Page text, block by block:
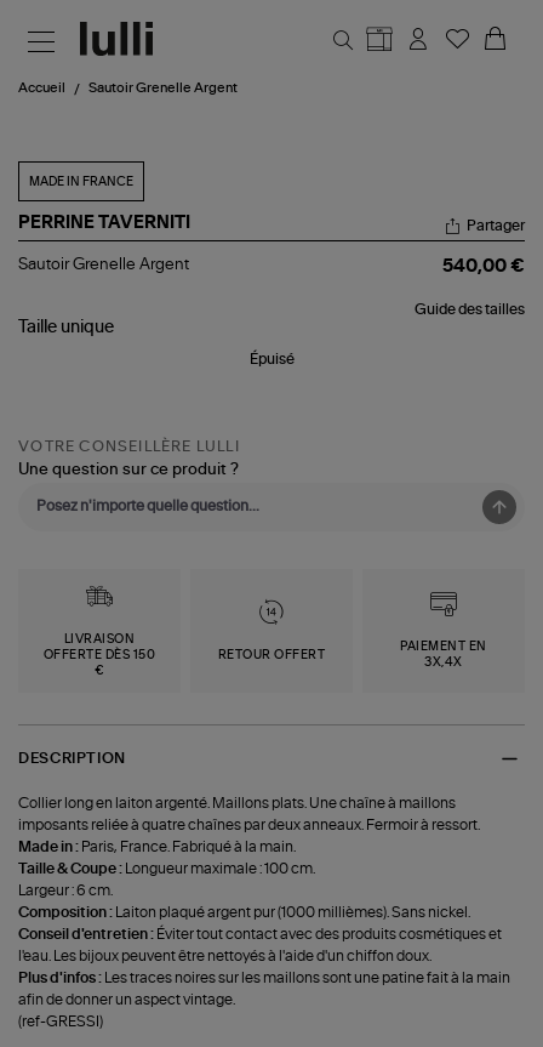
Accueil Sautoir Grenelle Argent
MADE IN FRANCE
PERRINE TAVERNITI
Sautoir
Partager
Sautoir Grenelle Argent 540,00 €
Guide des tailles
Taille unique
Épuisé
VOTRE CONSEILLÈRE LULLI
Une question sur ce produit ?
LIVRAISON
OFFERTE DÈS 150
€
RETOUR OFFERT
PAIEMENT EN
3X,4X
DESCRIPTION
Collier long en laiton argenté. Maillons plats. Une chaîne à maillons
imposants reliée à quatre chaînes par deux anneaux. Fermoir à ressort.
Made in : Paris, France. Fabriqué à la main.
Taille & Coupe :
Longueur maximale : 100 cm.
Largeur : 6 cm.
Composition :
Laiton plaqué argent pur (1000 millièmes). Sans nickel.
Conseil d'entretien : Éviter tout contact avec des produits cosmétiques et
l'eau. Les bijoux peuvent être nettoyés à l'aide d'un chiffon doux.
Plus d'infos :
Les traces noires sur les maillons sont une patine fait à la main
afin de donner un aspect vintage.
(ref-GRESSI)